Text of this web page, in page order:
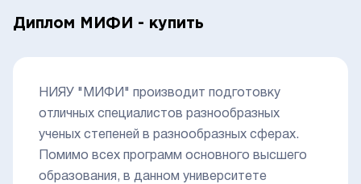
Диплом МИФИ - купить
НИЯУ "МИФИ" производит подготовку
отличных специалистов разнообразных
ученых степеней в разнообразных сферах.
Помимо всех программ основного высшего
образования, в данном университете